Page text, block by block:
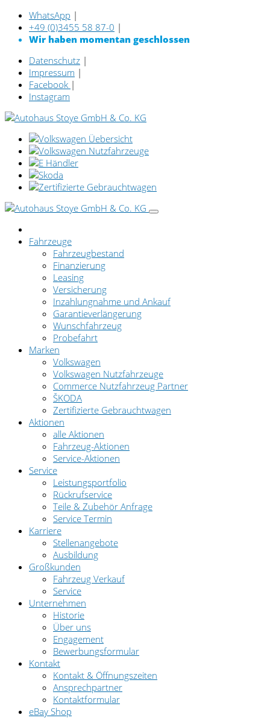
WhatsApp |
+49 (0)3455 58 87-0 |
Wir haben momentan geschlossen
Datenschutz |
Impressum |
Facebook |
Instagram
Fahrzeuge
Fahrzeugbestand
Finanzierung
Leasing
Versicherung
Inzahlungnahme und Ankauf
Garantieverlängerung
Wunschfahrzeug
Probefahrt
Marken
Volkswagen
Volkswagen Nutzfahrzeuge
Commerce Nutzfahrzeug Partner
ŠKODA
Zertifizierte Gebrauchtwagen
Aktionen
alle Aktionen
Fahrzeug-Aktionen
Service-Aktionen
Service
Leistungsportfolio
Rückrufservice
Teile & Zubehör Anfrage
Service Termin
Karriere
Stellenangebote
Ausbildung
Großkunden
Fahrzeug Verkauf
Service
Unternehmen
Historie
Über uns
Engagement
Bewerbungsformular
Kontakt
Kontakt & Öffnungszeiten
Ansprechpartner
Kontaktformular
eBay Shop